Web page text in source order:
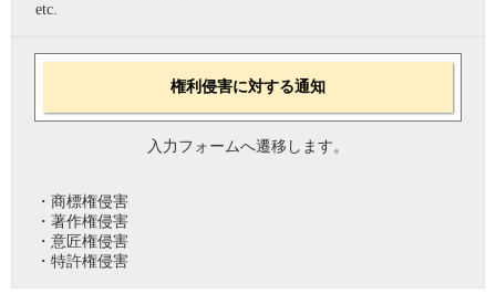
etc.
権利侵害に対する通知
入力フォームへ遷移します。
・商標権侵害
・著作権侵害
・意匠権侵害
・特許権侵害